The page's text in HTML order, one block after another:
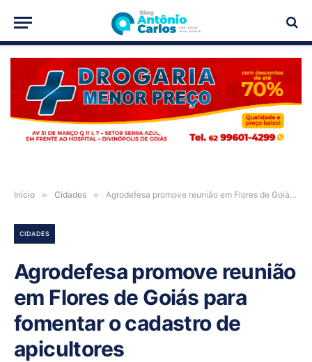
PUBLICIDADE
Início » Cidades » Agrodefesa promove reunião em Flores de Goiás para fomentar o cadastro de apicultores
CIDADES
Agrodefesa promove reunião
em Flores de Goiás para
fomentar o cadastro de
apicultores